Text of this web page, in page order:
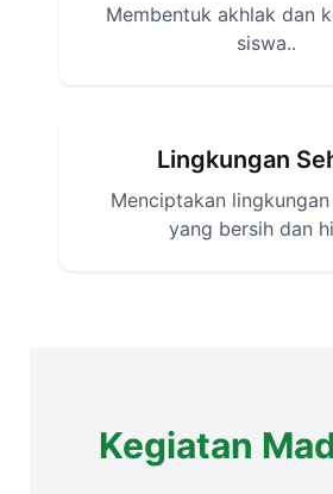
Membentuk akhlak dan
siswa..
Lingkungan
Menciptakan
yang bersih dan
Kegiatan